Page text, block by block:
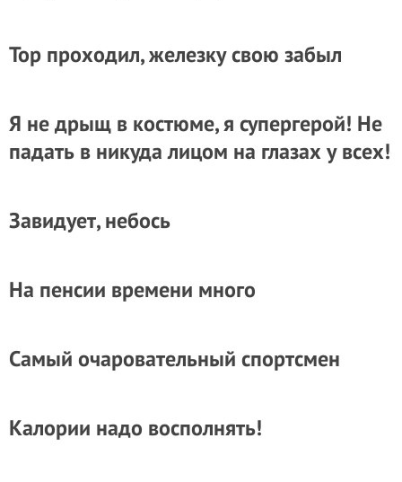
Тор проходил, железку свою забыл
Я не дрыщ в костюме, я супергерой! Не
падать в никуда лицом на глазах у всех!
Завидует, небось
На пенсии времени много
Самый очаровательный спортсмен
Калории надо восполнять!